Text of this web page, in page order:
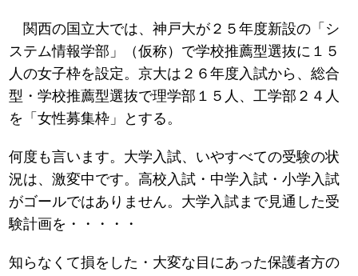
関西の国立大では、神戸大が２５年度新設の「シ
ステム情報学部」（仮称）で学校推薦型選抜に１５
人の女子枠を設定。京大は２６年度入試から、総合
型・学校推薦型選抜で理学部１５人、工学部２４人
を「女性募集枠」とする。
何度も言います。大学入試、いやすべての受験の状
況は、激変中です。高校入試・中学入試・小学入試
がゴールではありません。大学入試まで見通した受
験計画を・・・・・
知らなくて損をした・大変な目にあった保護者方の